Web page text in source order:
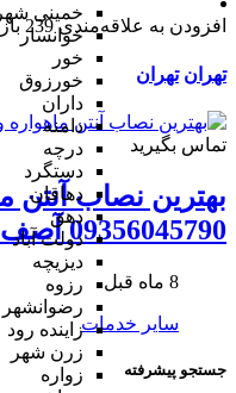
خمینی شهر
خوانسار
خور
خورزوق
داران
دامنه
درچه
دستگرد
دهاقان
دهق
دولت آباد
دیزیچه
رزوه
رضوانشهر
زاینده رود
زرن شهر
زواره
افزودن به علاقه‌مندی 239 بازدید
تهران تهران
تماس بگیرید
بهترین نصاب آنتن
09356045790 آصف
8 ماه قبل
سایر خدمات
جستجو پیشرفته